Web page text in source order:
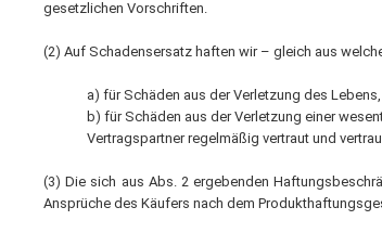
gesetzlichen Vorschriften.
(2) Auf Schadensersatz haften wir – gleich aus
a) für Schäden aus der Verletzung des
b) für Schäden aus der Verletzung einer
Vertragspartner regelmäßig vertraut und
(3) Die sich aus Abs. 2 ergebenden
Ansprüche des Käufers nach dem